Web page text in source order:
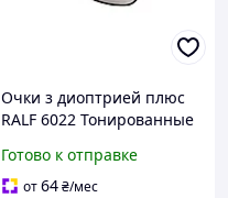
Очки з диоптрией плюс
RALF 6022 Тонированные
Готово к отправке
от64₴/мес